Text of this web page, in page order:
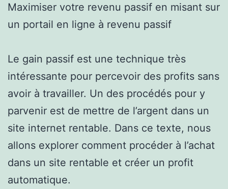
Maximiser votre revenu passif en misant sur
un portail en ligne à revenu passif
Le gain passif est une technique très
intéressante pour percevoir des profits sans
avoir à travailler. Un des procédés pour y
parvenir est de mettre de l’argent dans un
site internet rentable. Dans ce texte, nous
allons explorer comment procéder à l’achat
dans un site rentable et créer un profit
automatique.